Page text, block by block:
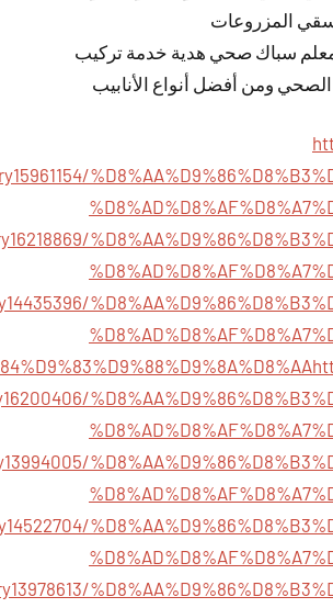
المزروعات
سباك صحي هدية خدمة تركيب
ومن أفضل أنواع الأنابيب